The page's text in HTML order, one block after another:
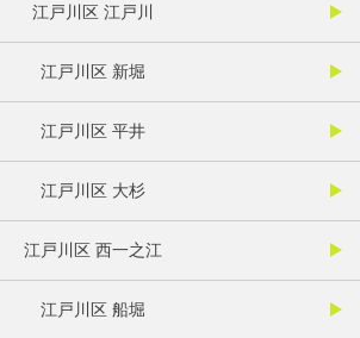
江戸川区 江戸川
江戸川区 新堀
江戸川区 平井
江戸川区 大杉
江戸川区 西一之江
江戸川区 船堀